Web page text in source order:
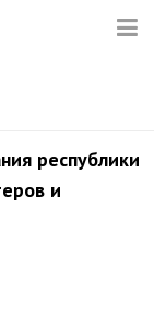
республики
и